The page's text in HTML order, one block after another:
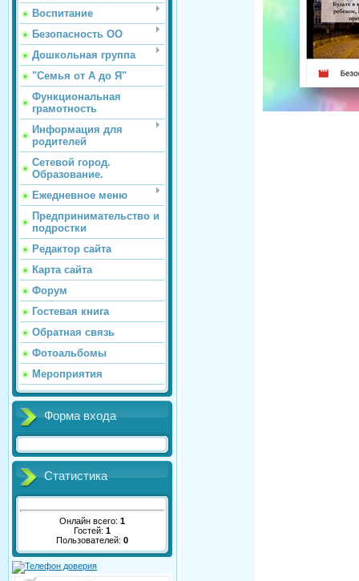
Воспитание
Безопасность ОО
Дошкольная группа
"Семья от А до Я"
Функциональная
грамотность
Информация для
родителей
Сетевой город.
Образование.
Ежедневное меню
Предпринимательство и
подростки
Редактор сайта
Карта сайта
Форум
Гостевая книга
Обратная связь
Фотоальбомы
Мероприятия
Форма входа
Статистика
Онлайн всего: 1
Гостей: 1
Пользователей: 0